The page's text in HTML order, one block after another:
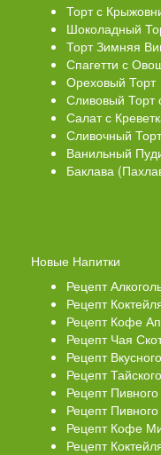
Торт с
Шоколадный
Торт Зимняя
Спагетти с
Ореховый Торт
Сливовый Торт
Салат с
Сливочный
Ванильный
Баклава
Новые Напитки
Рецепт
Рецепт
Рецепт Кофе
Рецепт Чая
Рецепт
Рецепт
Рецепт
Рецепт
Рецепт Кофе
Рецепт